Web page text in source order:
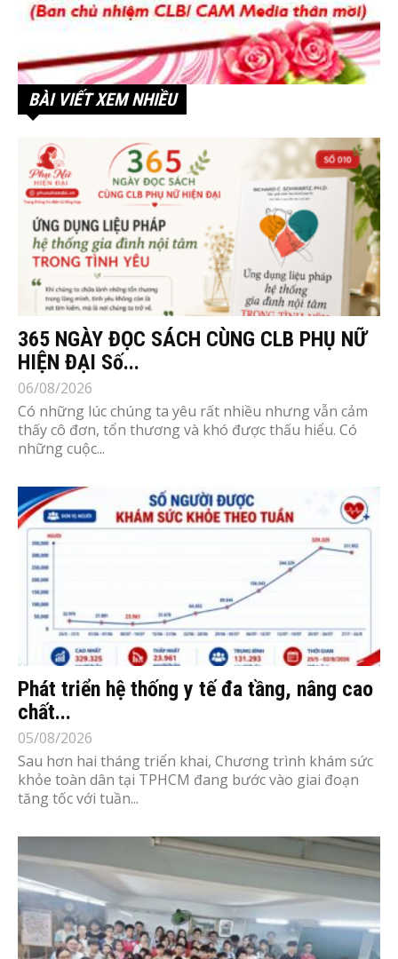
BÀI VIẾT XEM NHIỀU
365 NGÀY ĐỌC SÁCH CÙNG CLB PHỤ NỮ
HIỆN ĐẠI Số...
06/08/2026
Có những lúc chúng ta yêu rất nhiều nhưng vẫn cảm
thấy cô đơn, tổn thương và khó được thấu hiểu. Có
những cuộc...
Phát triển hệ thống y tế đa tầng, nâng cao
chất...
05/08/2026
Sau hơn hai tháng triển khai, Chương trình khám sức
khỏe toàn dân tại TPHCM đang bước vào giai đoạn
tăng tốc với tuần...